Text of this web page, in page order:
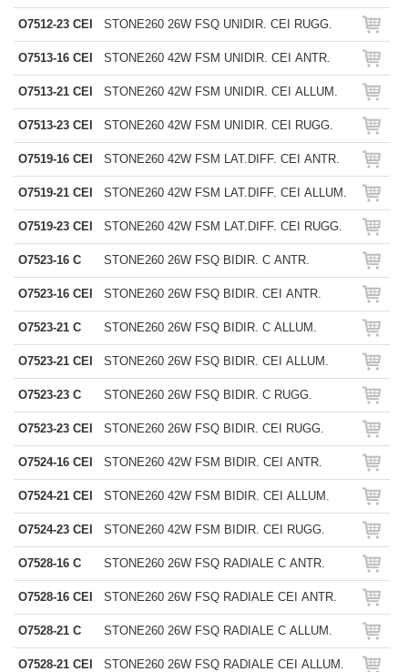
O7512-23 CEI STONE260 26W FSQ UNIDIR. CEI RUGG.
O7513-16 CEI STONE260 42W FSM UNIDIR. CEI ANTR.
O7513-21 CEI STONE260 42W FSM UNIDIR. CEI ALLUM.
O7513-23 CEI STONE260 42W FSM UNIDIR. CEI RUGG.
O7519-16 CEI STONE260 42W FSM LAT.DIFF. CEI ANTR.
O7519-21 CEI STONE260 42W FSM LAT.DIFF. CEI ALLUM.
O7519-23 CEI STONE260 42W FSM LAT.DIFF. CEI RUGG.
O7523-16 C STONE260 26W FSQ BIDIR. C ANTR.
O7523-16 CEI STONE260 26W FSQ BIDIR. CEI ANTR.
O7523-21 C STONE260 26W FSQ BIDIR. C ALLUM.
O7523-21 CEI STONE260 26W FSQ BIDIR. CEI ALLUM.
O7523-23 C STONE260 26W FSQ BIDIR. C RUGG.
O7523-23 CEI STONE260 26W FSQ BIDIR. CEI RUGG.
O7524-16 CEI STONE260 42W FSM BIDIR. CEI ANTR.
O7524-21 CEI STONE260 42W FSM BIDIR. CEI ALLUM.
O7524-23 CEI STONE260 42W FSM BIDIR. CEI RUGG.
O7528-16 C STONE260 26W FSQ RADIALE C ANTR.
O7528-16 CEI STONE260 26W FSQ RADIALE CEI ANTR.
O7528-21 C STONE260 26W FSQ RADIALE C ALLUM.
O7528-21 CEI STONE260 26W FSQ RADIALE CEI ALLUM.